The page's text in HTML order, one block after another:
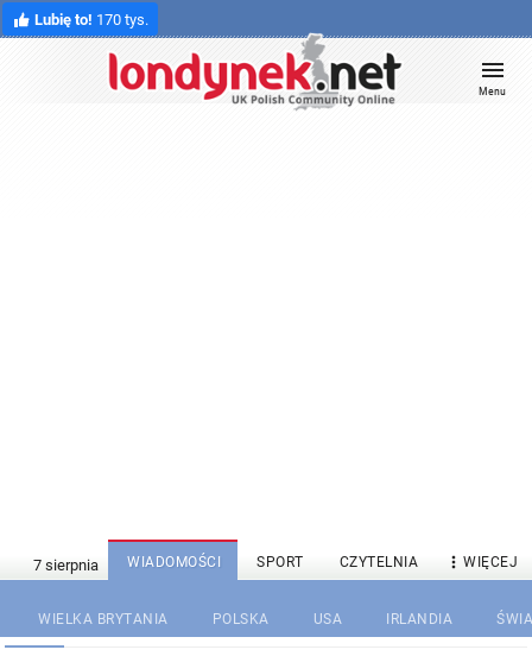
Lubię to! 170 tys.
Menu
WIADOMOŚCI SPORT CZYTELNIA  WIĘCEJ
WIELKA BRYTANIA POLSKA USA IRLANDIA